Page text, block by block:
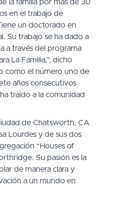
la familia por más de 30
en el trabajo de
un doctorado en
Su trabajo se ha dado a
a través del programa
La Familia,”; dicho
como el número uno de
años consecutivos
traído a la comunidad
de Chatsworth, CA
Lourdes y de sus dos
“Houses of
Su pasión es la
de manera clara y
a un mundo en